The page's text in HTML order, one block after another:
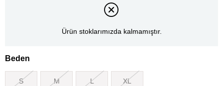
Ürün stoklarımızda kalmamıştır.
Beden
S M L XL